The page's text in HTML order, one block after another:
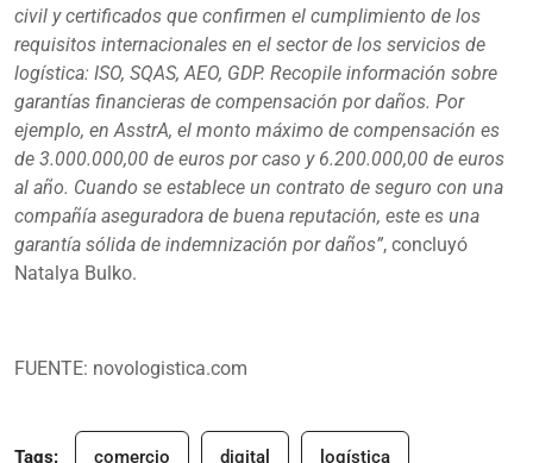
civil y certificados que confirmen el cumplimiento de los
requisitos internacionales en el sector de los servicios de
logística: ISO, SQAS, AEO, GDP. Recopile información sobre
garantías financieras de compensación por daños. Por
ejemplo, en AsstrA, el monto máximo de compensación es
de 3.000.000,00 de euros por caso y 6.200.000,00 de euros
al año. Cuando se establece un contrato de seguro con una
compañía aseguradora de buena reputación, este es una
garantía sólida de indemnización por daños”, concluyó
Natalya Bulko.
FUENTE: novologistica.com
Tags: comercio digital logística